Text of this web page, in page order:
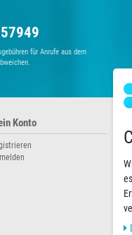
für Anrufe aus dem
Konto